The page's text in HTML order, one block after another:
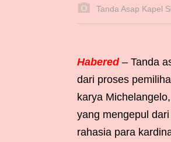
Tanda Asap Kapel
Habered – Tanda
dari proses
karya
yang mengepul
rahasia para